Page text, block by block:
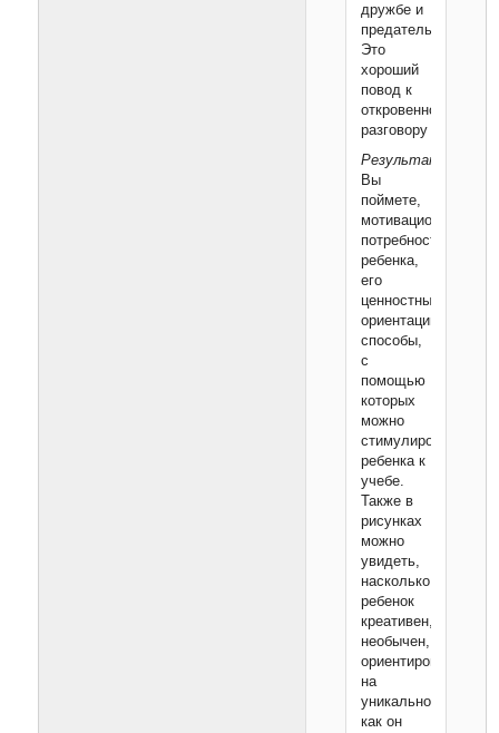
дружбе и
предательстве.
Это
хороший
повод к
откровенному
разговору
Результаты:
Вы
поймете,
мотивационные
потребности
ребенка,
его
ценностные
ориентации,
способы,
с
помощью
которых
можно
стимулировать
ребенка к
учебе.
Также в
рисунках
можно
увидеть,
насколько
ребенок
креативен,
необычен,
ориентирован
на
уникальность,
как он